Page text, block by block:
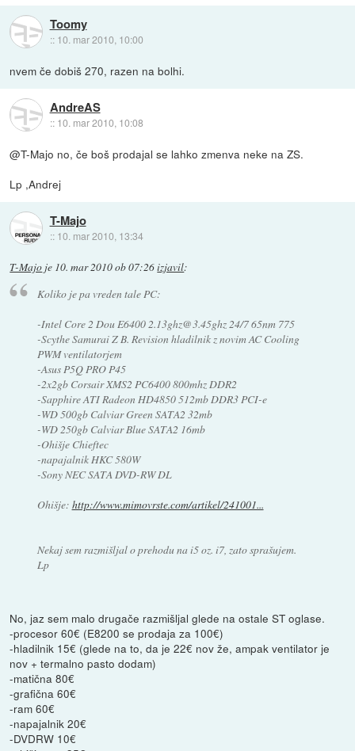
Toomy
:: 10. mar 2010, 10:00
nvem če dobiš 270, razen na bolhi.
AndreAS
:: 10. mar 2010, 10:08
@T-Majo no, če boš prodajal se lahko zmenva neke na ZS.
Lp ,Andrej
T-Majo
:: 10. mar 2010, 13:34
T-Majo je 10. mar 2010 ob 07:26izjavil:
Koliko je pa vreden tale PC:
-Intel Core 2 Dou E6400 2.13ghz@3.45ghz 24/7 65nm 775
-Scythe Samurai Z B. Revision hladilnik z novim AC Cooling
PWM ventilatorjem
-Asus P5Q PRO P45
-2x2gb Corsair XMS2 PC6400 800mhz DDR2
-Sapphire ATI Radeon HD4850 512mb DDR3 PCI-e
-WD 500gb Calviar Green SATA2 32mb
-WD 250gb Calviar Blue SATA2 16mb
-Ohišje Chieftec
-napajalnik HKC 580W
-Sony NEC SATA DVD-RW DL
Ohišje: http://www.mimovrste.com/artikel/241001...
Nekaj sem razmišljal o prehodu na i5 oz. i7, zato sprašujem.
Lp
No, jaz sem malo drugače razmišljal glede na ostale ST oglase.
-procesor 60€ (E8200 se prodaja za 100€)
-hladilnik 15€ (glede na to, da je 22€ nov že, ampak ventilator je
nov + termalno pasto dodam)
-matična 80€
-grafična 60€
-ram 60€
-napajalnik 20€
-DVDRW 10€